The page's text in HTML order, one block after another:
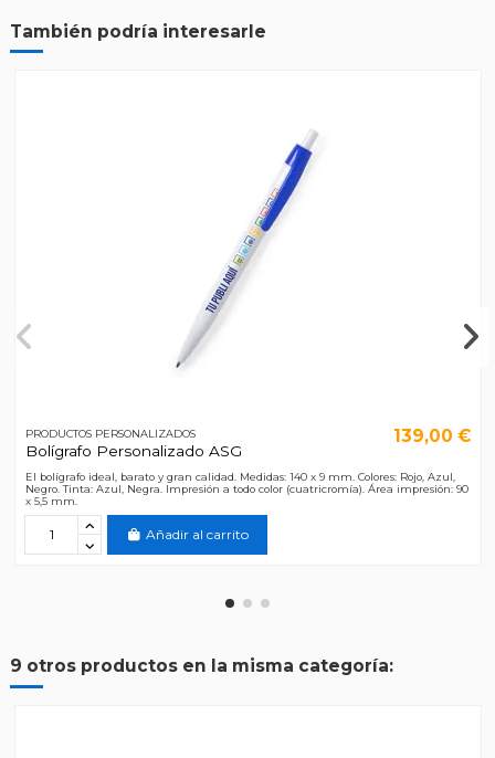
También podría interesarle
PRODUCTOS PERSONALIZADOS
Bolígrafo Personalizado ASG
139,00 €
El bolígrafo ideal, barato y gran calidad. Medidas: 140 x 9 mm. Colores: Rojo, Azul,
Negro. Tinta: Azul, Negra. Impresión a todo color (cuatricromía). Área impresión: 90
x 5,5 mm.
Añadir al carrito
9 otros productos en la misma categoría: